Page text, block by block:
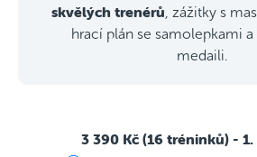
skvělých trenérů , zážitky s
hrací plán se samolepkami
medaili.
3 390 Kč (16 tréninků) -